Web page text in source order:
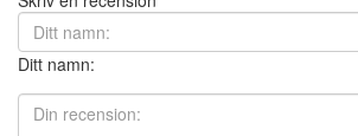
Ditt namn: